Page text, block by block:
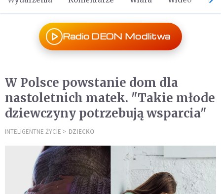
Radio DEON Modlitwa
W Polsce powstanie dom dla
nastoletnich matek. "Takie młode
dziewczyny potrzebują wsparcia"
INTELIGENTNE ŻYCIE DZIECKO